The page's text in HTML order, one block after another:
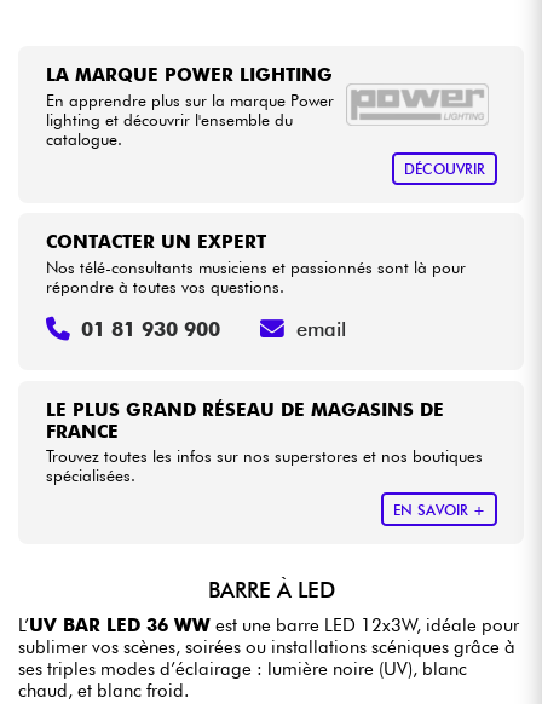
Packs
LA MARQUE POWER LIGHTING
En apprendre plus sur la marque Power
lighting et découvrir l'ensemble du
catalogue.
DÉCOUVRIR
LE PLUS GRAND RÉSEAU DE MAGASINS DE
FRANCE
Trouvez toutes les infos sur nos superstores et nos boutiques
spécialisées.
EN SAVOIR +
CONTACTER UN EXPERT
Nos télé-consultants musiciens et passionnés sont là pour
répondre à toutes vos questions.
01 81 930 900 email
BARRE À LED
L’UV BAR LED 36 WW est une barre LED 12x3W, idéale pour
sublimer vos scènes, soirées ou installations scéniques grâce à
ses triples modes d’éclairage : lumière noire (UV), blanc
chaud, et blanc froid.